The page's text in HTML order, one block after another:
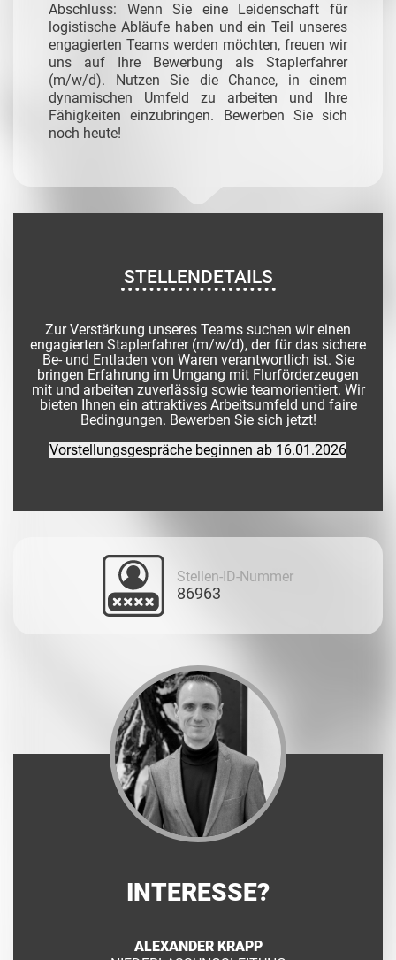
Abschluss: Wenn Sie eine Leidenschaft für
logistische Abläufe haben und ein Teil unseres
engagierten Teams werden möchten, freuen wir
uns auf Ihre Bewerbung als Staplerfahrer
(m/w/d). Nutzen Sie die Chance, in einem
dynamischen Umfeld zu arbeiten und Ihre
Fähigkeiten einzubringen. Bewerben Sie sich
noch heute!
STELLENDETAILS
Zur Verstärkung unseres Teams suchen wir einen
engagierten Staplerfahrer (m/w/d), der für das sichere
Be- und Entladen von Waren verantwortlich ist. Sie
bringen Erfahrung im Umgang mit Flurförderzeugen
mit und arbeiten zuverlässig sowie teamorientiert. Wir
bieten Ihnen ein attraktives Arbeitsumfeld und faire
Bedingungen. Bewerben Sie sich jetzt!
Vorstellungsgespräche beginnen ab 16.01.2026
Stellen-ID-Nummer
86963
INTERESSE?
ALEXANDER KRAPP